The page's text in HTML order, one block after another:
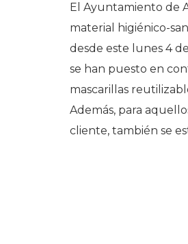
El Ayuntamiento de
material higiénico-
desde este lunes 4
se han puesto en
mascarillas
Además, para
cliente, también se